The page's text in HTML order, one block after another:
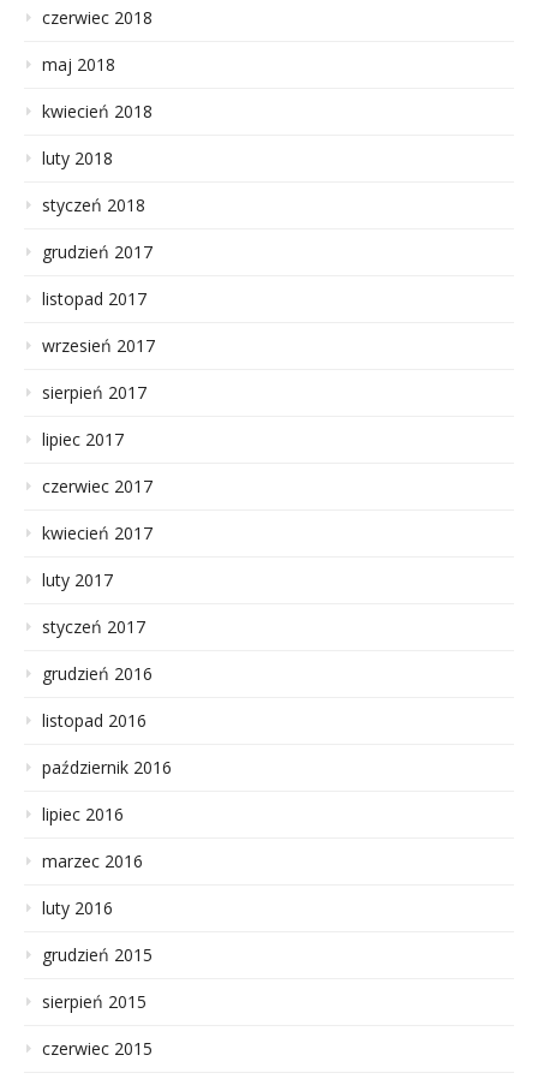
czerwiec 2018
maj 2018
kwiecień 2018
luty 2018
styczeń 2018
grudzień 2017
listopad 2017
wrzesień 2017
sierpień 2017
lipiec 2017
czerwiec 2017
kwiecień 2017
luty 2017
styczeń 2017
grudzień 2016
listopad 2016
październik 2016
lipiec 2016
marzec 2016
luty 2016
grudzień 2015
sierpień 2015
czerwiec 2015